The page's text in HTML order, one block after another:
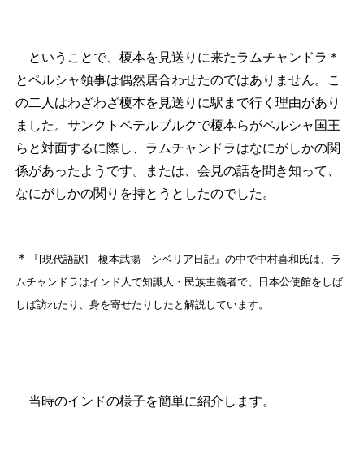
ということで、榎本を見送りに来たラムチャンドラ ＊
とペルシャ領事は偶然居合わせたのではありません。こ
の二人はわざわざ榎本を見送りに駅まで行く理由があり
ました。サンクトペテルブルクで榎本らがペルシャ国王
らと対面するに際し、ラムチャンドラはなにがしかの関
係があったようです。または、会見の話を聞き知って、
なにがしかの関りを持とうとしたのでした。
＊
『[現代語訳] 榎本武揚 シベリア日記』の中で中村喜和氏は、ラ
ムチャンドラはインド人で知識人・民族主義者で、日本公使館をしば
しば訪れたり、身を寄せたりしたと解説しています。
当時のインドの様子を簡単に紹介します。